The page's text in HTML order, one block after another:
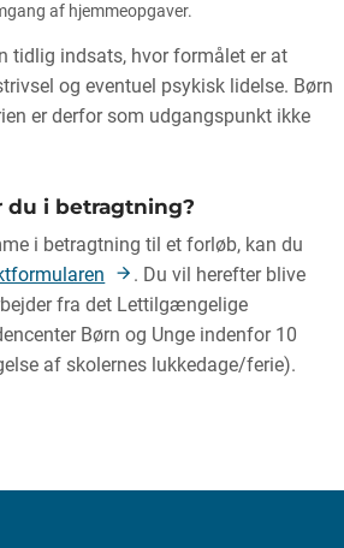
af hjemmeopgaver.
tidlig indsats, hvor formålet er at
og eventuel psykisk lidelse. Børn
er derfor som udgangspunkt ikke
du i betragtning?
i betragtning til et forløb, kan du
. Du vil herefter blive
fra det Lettilgængelige
Børn og Unge indenfor 10
af skolernes lukkedage/ferie).